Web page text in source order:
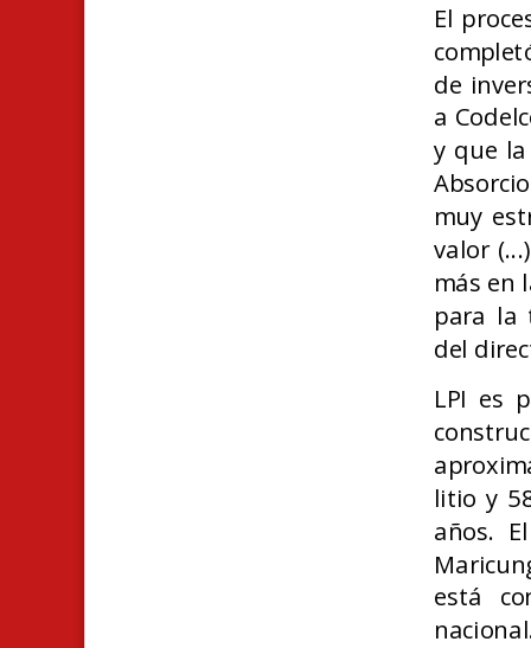
El
de
a
y que
muy
valor
más en
para la
del
LPI es
litio y
años.
está